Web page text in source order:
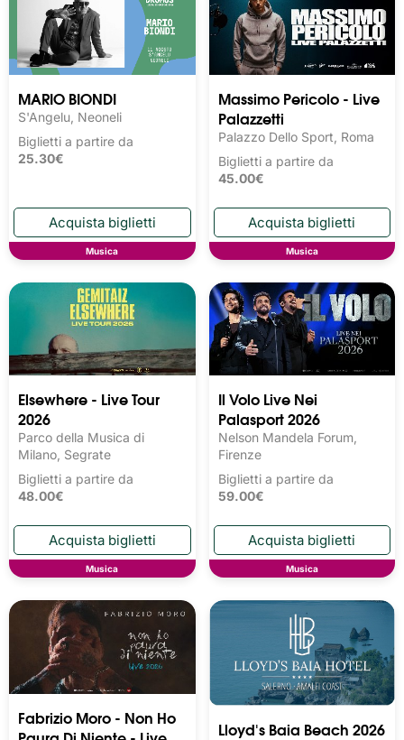
MARIO BIONDI
S'Angelu, Neoneli
Biglietti a partire da
25.30€
Musica
Massimo Pericolo - Live
Palazzetti
Palazzo Dello Sport, Roma
Biglietti a partire da
45.00€
Musica
Elsewhere - Live Tour
2026
Parco della Musica di
Milano, Segrate
Biglietti a partire da
48.00€
Musica
Il Volo Live Nei
Palasport 2026
Nelson Mandela Forum,
Firenze
Biglietti a partire da
59.00€
Musica
Fabrizio Moro - Non Ho
Lloyd's Baia Beach 2026